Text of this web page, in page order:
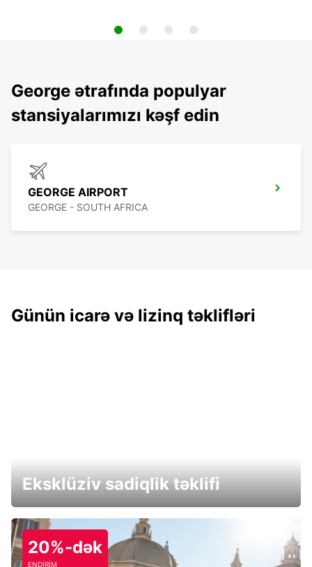
George ətrafında populyar
stansiyalarımızı kəşf edin
GEORGE AIRPORT
GEORGE - SOUTH AFRICA
Günün icarə və lizinq təklifləri
Eksklüziv sadiqlik təklifi
20%-dək
ENDİRİM